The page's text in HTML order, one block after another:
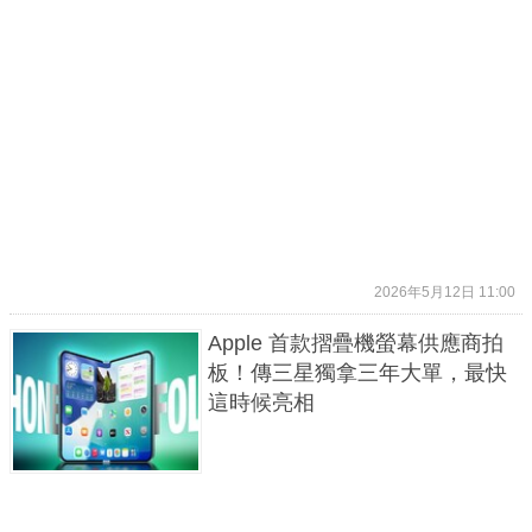
2026年5月12日 11:00
Apple 首款摺疊機螢幕供應商拍
板！傳三星獨拿三年大單，最快
這時候亮相